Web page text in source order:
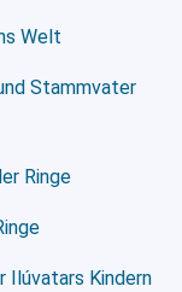
Welt
Stammvater
Ringe
Ilúvatars Kindern